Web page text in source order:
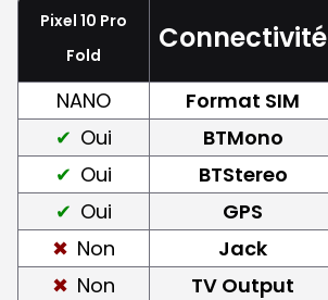
Pixel 10 Pro
Fold
Connectivité
NANO Format SIM
Oui
BTMono
Oui
BTStereo
Oui
GPS
Non
Jack
Non
TV Output